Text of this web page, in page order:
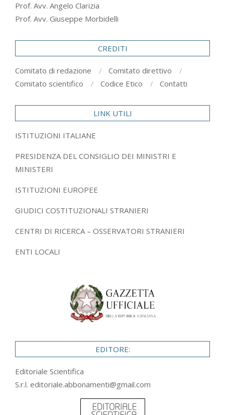
Prof. Avv. Angelo Clarizia
Prof. Avv. Giuseppe Morbidelli
CREDITI
Comitato di redazione
Comitato direttivo
Comitato scientifico
Codice Etico Contatti
LINK UTILI
ISTITUZIONI ITALIANE
PRESIDENZA DEL CONSIGLIO DEI MINISTRI E
MINISTERI
ISTITUZIONI EUROPEE
GIUDICI COSTITUZIONALI STRANIERI
CENTRI DI RICERCA – OSSERVATORI STRANIERI
ENTI LOCALI
EDITORE:
Editoriale Scientifica
S.r.l. editoriale.abbonamenti@gmail.com